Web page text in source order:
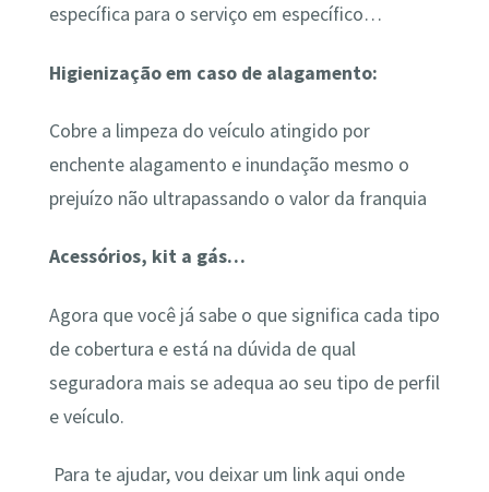
específica para o serviço em específico…
Higienização em caso de alagamento:
Cobre a limpeza do veículo atingido por
enchente alagamento e inundação mesmo o
prejuízo não ultrapassando o valor da franquia
Acessórios, kit a gás…
Agora que você já sabe o que significa cada tipo
de cobertura e está na dúvida de qual
seguradora mais se adequa ao seu tipo de perfil
e veículo.
Para te ajudar, vou deixar um link aqui onde